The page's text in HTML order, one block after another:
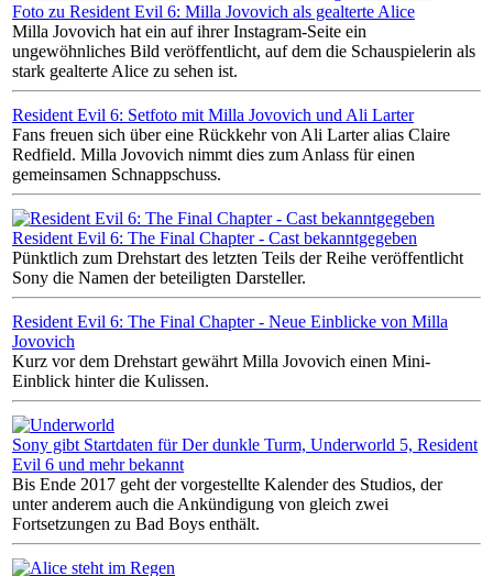
Foto zu Resident Evil 6: Milla Jovovich als gealterte Alice
Milla Jovovich hat ein auf ihrer Instagram-Seite ein
ungewöhnliches Bild veröffentlicht, auf dem die Schauspielerin als
stark gealterte Alice zu sehen ist.
Resident Evil 6: Setfoto mit Milla Jovovich und Ali Larter
Fans freuen sich über eine Rückkehr von Ali Larter alias Claire
Redfield. Milla Jovovich nimmt dies zum Anlass für einen
gemeinsamen Schnappschuss.
Resident Evil 6: The Final Chapter - Cast bekanntgegeben
Pünktlich zum Drehstart des letzten Teils der Reihe veröffentlicht
Sony die Namen der beteiligten Darsteller.
Resident Evil 6: The Final Chapter - Neue Einblicke von Milla
Jovovich
Kurz vor dem Drehstart gewährt Milla Jovovich einen Mini-
Einblick hinter die Kulissen.
Sony gibt Startdaten für Der dunkle Turm, Underworld 5, Resident
Evil 6 und mehr bekannt
Bis Ende 2017 geht der vorgestellte Kalender des Studios, der
unter anderem auch die Ankündigung von gleich zwei
Fortsetzungen zu Bad Boys enthält.